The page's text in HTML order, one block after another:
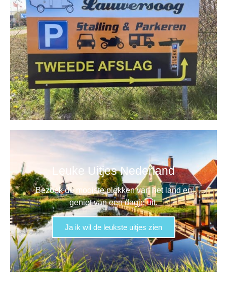
Leuke Uitjes Nederland
Bezoek de mooiste plekken van het land en
geniet van een dagje uit.
Ja ik wil de leukste uitjes zien